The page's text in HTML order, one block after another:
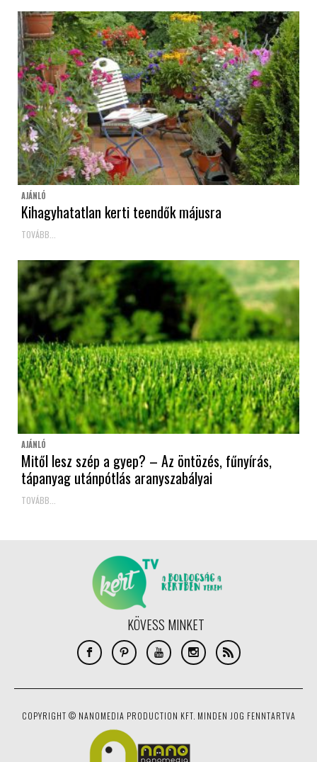
AJÁNLÓ
Kihagyhatatlan kerti teendők májusra
TOVÁBB...
AJÁNLÓ
Mitől lesz szép a gyep? – Az öntözés, fűnyírás,
tápanyag utánpótlás aranyszabályai
TOVÁBB...
KÖVESS MINKET
COPYRIGHT © NANOMEDIA PRODUCTION KFT. MINDEN JOG FENNTARTVA